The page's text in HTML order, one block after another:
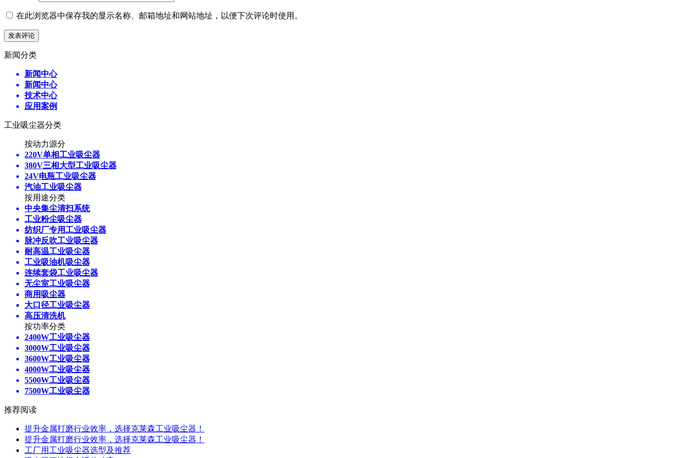
在此浏览器中保存我的显示名称、邮箱地址和网站地址，以便下次评论时使用。
新闻分类
新闻中心
新闻中心
技术中心
应用案例
工业吸尘器分类
按动力源分
220V单相工业吸尘器
380V三相大型工业吸尘器
24V电瓶工业吸尘器
汽油工业吸尘器
按用途分类
中央集尘清扫系统
工业粉尘吸尘器
纺织厂专用工业吸尘器
脉冲反吹工业吸尘器
耐高温工业吸尘器
工业吸油机吸尘器
连续套袋工业吸尘器
无尘室工业吸尘器
商用吸尘器
大口径工业吸尘器
高压清洗机
按功率分类
2400W工业吸尘器
3000W工业吸尘器
3600W工业吸尘器
4000W工业吸尘器
5500W工业吸尘器
7500W工业吸尘器
推荐阅读
提升金属打磨行业效率，选择克莱森工业吸尘器！
提升金属打磨行业效率，选择克莱森工业吸尘器！
工厂用工业吸尘器选型及推荐